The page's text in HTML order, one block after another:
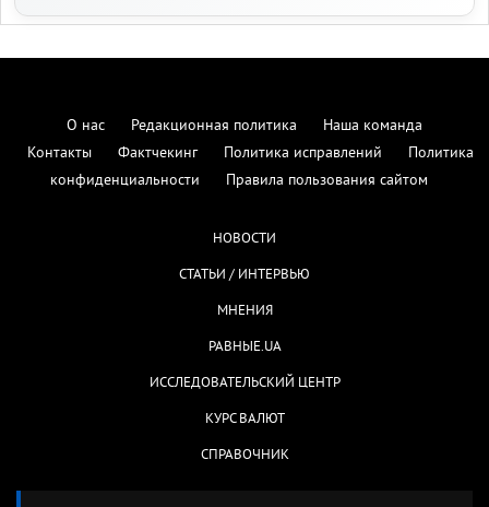
О нас Редакционная политика
Наша команда
Контакты
Фактчекинг Политика исправлений
Политика
конфиденциальности
Правила пользования сайтом
НОВОСТИ
СТАТЬИ / ИНТЕРВЬЮ
МНЕНИЯ
РАВНЫЕ.UA
ИССЛЕДОВАТЕЛЬСКИЙ ЦЕНТР
КУРС ВАЛЮТ
СПРАВОЧНИК